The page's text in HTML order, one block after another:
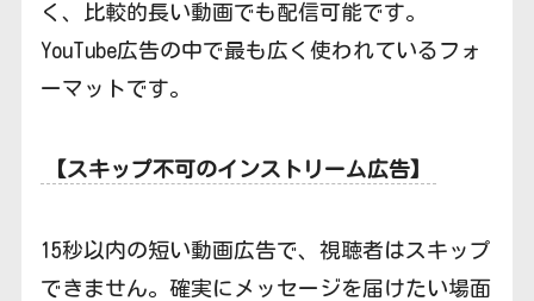
く、比較的長い動画でも配信可能です。
YouTube広告の中で最も広く使われているフォ
ーマットです。
【スキップ不可のインストリーム広告】
15秒以内の短い動画広告で、視聴者はスキップ
できません。確実にメッセージを届けたい場面